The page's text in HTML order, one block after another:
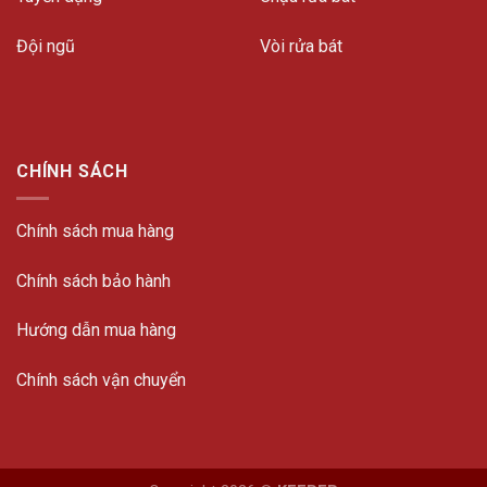
Đội ngũ Vòi rửa bát
CHÍNH SÁCH
Chính sách mua hàng
Chính sách bảo hành
Hướng dẫn mua hàng
Chính sách vận chuyển